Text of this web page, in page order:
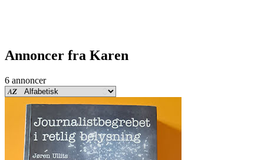
Annoncer fra Karen
6 annoncer